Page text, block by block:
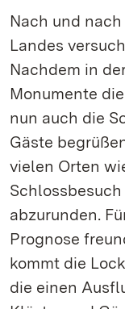
Nach und
Landes
Nachdem in
Monumente
nun auch die
Gäste
vielen Orten
abzurunden.
Prognose
kommt die
die einen